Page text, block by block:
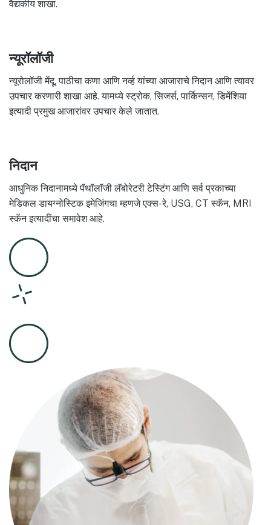
वैद्यकीय शाखा.
न्यूरॉलॉजी
न्यूरोलॉजी मेंदू, पाठीचा कणा आणि नर्व्ह यांच्या आजाराचे निदान आणि त्यावर
उपचार करणारी शाखा आहे. यामध्ये स्ट्रोक, सिजर्स, पार्किन्सन, डिमेंशिया
इत्यादी प्रमुख आजारांवर उपचार केले जातात.
निदान
आधुनिक निदानामध्ये पॅथॉलॉजी लॅबोरेटरी टेस्टिंग आणि सर्व प्रकाच्या
मेडिकल डायग्नोस्टिक इमेजिंगचा म्हणजे एक्स-रे, USG, CT स्कॅन, MRI
स्कॅन इत्यादींचा समावेश आहे.